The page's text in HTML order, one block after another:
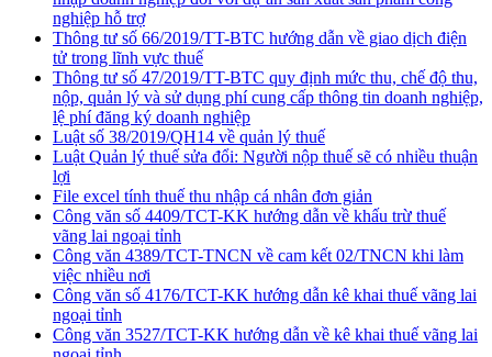
nghiệp hỗ trợ
Thông tư số 66/2019/TT-BTC hướng dẫn về giao dịch điện
tử trong lĩnh vực thuế
Thông tư số 47/2019/TT-BTC quy định mức thu, chế độ thu,
nộp, quản lý và sử dụng phí cung cấp thông tin doanh nghiệp,
lệ phí đăng ký doanh nghiệp
Luật số 38/2019/QH14 về quản lý thuế
Luật Quản lý thuế sửa đổi: Người nộp thuế sẽ có nhiều thuận
lợi
File excel tính thuế thu nhập cá nhân đơn giản
Công văn số 4409/TCT-KK hướng dẫn về khấu trừ thuế
vãng lai ngoại tỉnh
Công văn 4389/TCT-TNCN về cam kết 02/TNCN khi làm
việc nhiều nơi
Công văn số 4176/TCT-KK hướng dẫn kê khai thuế vãng lai
ngoại tỉnh
Công văn 3527/TCT-KK hướng dẫn về kê khai thuế vãng lai